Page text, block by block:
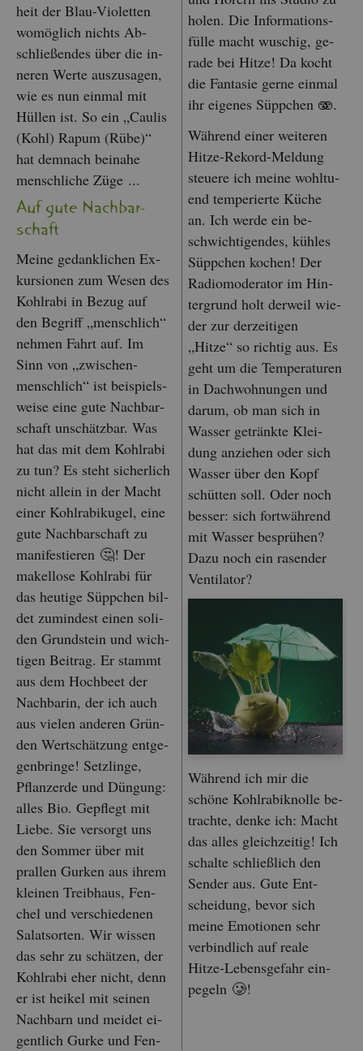
heit der Blau-Vio­let­ten
wo­mög­lich nichts Ab­
schlie­ßen­des über die in­
ne­ren Werte aus­zu­sa­gen,
wie es nun ein­mal mit
Hül­len ist. So ein „Cau­lis
(Kohl) Rapum (Rübe)“
hat dem­nach bei­na­he
mensch­li­che Züge ...
Auf gute Nach­bar­
schaft
Meine ge­dank­li­chen Ex­
kur­sio­nen zum Wesen des
Kohl­ra­bi in Bezug auf
den Be­griff „mensch­lich“
neh­men Fahrt auf. Im
Sinn von „zwi­schen­
mensch­lich“ ist bei­spiels­
wei­se eine gute Nach­bar­
schaft un­schätz­bar. Was
hat das mit dem Kohl­ra­bi
zu tun? Es steht si­cher­lich
nicht al­lein in der Macht
einer Kohl­ra­bi­ku­gel, eine
gute Nach­bar­schaft zu
ma­ni­fes­tie­ren 🤔! Der
ma­kel­lo­se Kohl­ra­bi für
das heu­ti­ge Süpp­chen bil­
det zu­min­dest einen so­li­
den Grund­stein und wich­
ti­gen Bei­trag. Er stammt
aus dem Hoch­beet der
Nach­ba­rin, der ich auch
aus vie­len an­de­ren Grün­
den Wert­schät­zung ent­ge­
gen­brin­ge! Setz­lin­ge,
Pflan­zer­de und Dün­gung:
alles Bio. Ge­pflegt mit
Liebe. Sie ver­sorgt uns
den Som­mer über mit
pral­len Gur­ken aus ihrem
klei­nen Treib­haus, Fen­
chel und ver­schie­de­nen
Sa­lat­sor­ten. Wir wis­sen
das sehr zu schät­zen, der
Kohl­ra­bi eher nicht, denn
er ist hei­kel mit sei­nen
Nach­barn und mei­det ei­
gent­lich Gurke und Fen­
holen. Die In­for­ma­ti­ons­
fül­le macht wu­schig, ge­
ra­de bei Hitze! Da kocht
die Fan­ta­sie gerne ein­mal
ihr ei­ge­nes Süpp­chen 🫨.
Wäh­rend einer wei­te­ren
Hitze-Re­kord-Mel­dung
steue­re ich meine wohl­tu­
end tem­pe­rier­te Küche
an. Ich werde ein be­
schwich­ti­gen­des, küh­les
Süpp­chen ko­chen! Der
Ra­dio­mo­de­ra­tor im Hin­
ter­grund holt der­weil wie­
der zur der­zei­ti­gen
„Hitze“ so rich­tig aus. Es
geht um die Tem­pe­ra­tu­ren
in Dach­woh­nun­gen und
darum, ob man sich in
Was­ser ge­tränk­te Klei­
dung an­zie­hen oder sich
Was­ser über den Kopf
schüt­ten soll. Oder noch
bes­ser: sich fort­wäh­rend
mit Was­ser be­sprü­hen?
Dazu noch ein ra­sen­der
Ven­ti­la­tor?
Wäh­rend ich mir die
schö­ne Kohl­ra­bi­knol­le be­
trach­te, denke ich: Macht
das alles gleich­zei­tig! Ich
schal­te schlie­ß­lich den
Sen­der aus. Gute Ent­
schei­dung, bevor sich
meine Emo­tio­nen sehr
ver­bind­lich auf reale
Hitze-Le­bens­ge­fahr ein­
pe­geln 🥲!